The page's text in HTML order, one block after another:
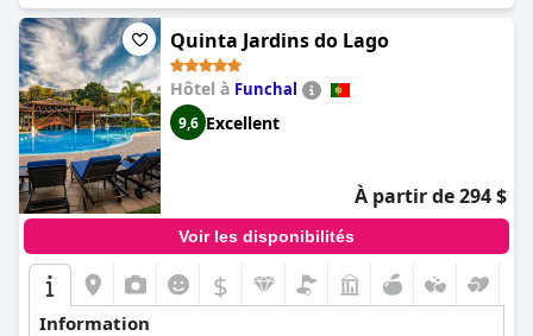
apprécient les massages et les soins de réflexologie. L'hôtel est
parfait pour les familles à la recherche d'une expérience
confortable et accueillante, avec de nombreux divertissements
pour les enfants. Dans l'ensemble,Saccharum - Resort and Spa -
Savoy Signature (Saccharum - Resort & Spa - Savoy Signature)
est un joyau spécial qui offre une expérience hôtelière parfaite
avec une grande attention portée à chaque détail.
Quinta Jardins do Lago
Hôtel à Funchal
9,6 Excellent
À partir de 294 $
Voir les disponibilités
$
Information